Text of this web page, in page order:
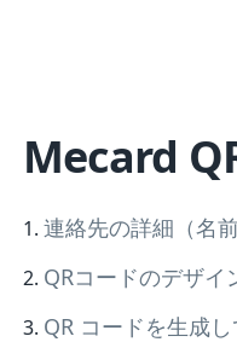
Mecard
連絡先の詳細（名
QRコードのデザ
QR コードを生成